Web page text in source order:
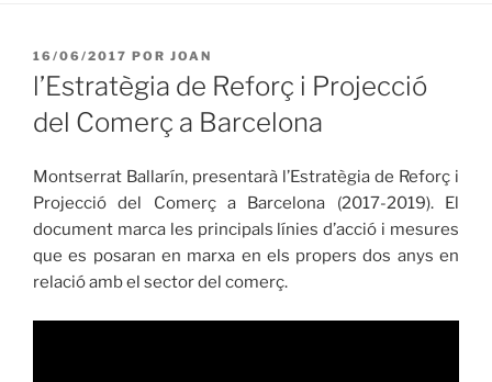
PUBLICADO
EL
16/06/2017 POR JOAN
l’Estratègia de Reforç i Projecció
del Comerç a Barcelona
Montserrat Ballarín, presentarà l’Estratègia de Reforç i
Projecció del Comerç a Barcelona (2017-2019). El
document marca les principals línies d’acció i mesures
que es posaran en marxa en els propers dos anys en
relació amb el sector del comerç.